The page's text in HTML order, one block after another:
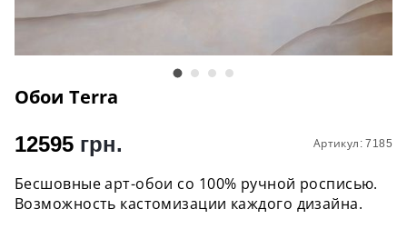
Обои Terra
Артикул: 7185
12595 грн.
Бесшовные арт-обои со 100% ручной росписью.
Возможность кастомизации каждого дизайна.